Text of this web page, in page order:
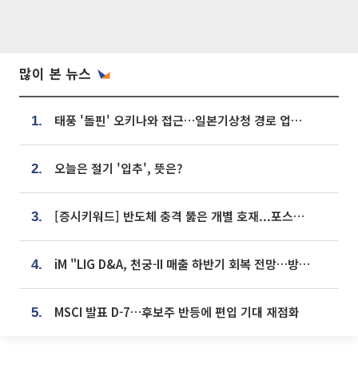
많이 본 뉴스
1. 태풍 '돌핀' 오키나와 접근…일본기상청 경로 업데이트
2. 오늘은 절기 '입추', 뜻은?
3. [증시키워드] 반도체 충격 뚫은 개별 호재...포스코퓨처엠·에코프로·한화솔루션 '눈길'
4. iM "LIG D&A, 천궁-II 매출 하반기 회복 전망…방산 톱픽 유지"
5. MSCI 발표 D-7…후보주 반등에 편입 기대 재점화